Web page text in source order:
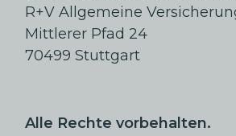
R+V Allgemeine
Mittlerer Pfad 24
70499 Stuttgart
Alle Rechte vorbehalten.